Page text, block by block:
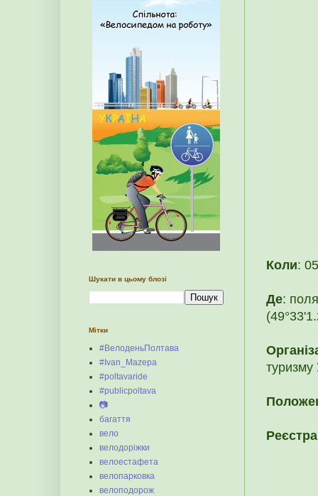
Коли:
Де:
туризму
Шукати в цьому блозі
Мітки
#ВелоденьПолтава
#Ivan_Mazepa
#poltavaride
#publicpoltava
📷
багаття
вело
велодоріжки
велоестафета
велопарковка
велоподорож